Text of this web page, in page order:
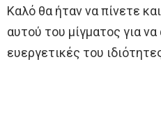
Καλό θα ήταν να πίνετε
αυτού του μίγματος για
ευεργετικές του